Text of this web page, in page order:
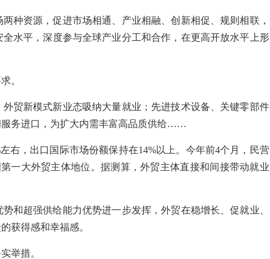
种资源，促进市场相通、产业相融、创新相促、规则相联，
水平，深度参与全球产业分工和合作，在更高开放水平上形
。
贸新模式新业态吸纳大量就业；先进技术设备、关键零部件
务进口，为扩大内需丰富高品质供给……
右，出口国际市场份额保持在14%以上。今年前4个月，民营
一大外贸主体地位。据测算，外贸主体直接和间接带动就业
和超强供给能力优势进一步发挥，外贸在稳增长、促就业、
获得感和幸福感。
举措。